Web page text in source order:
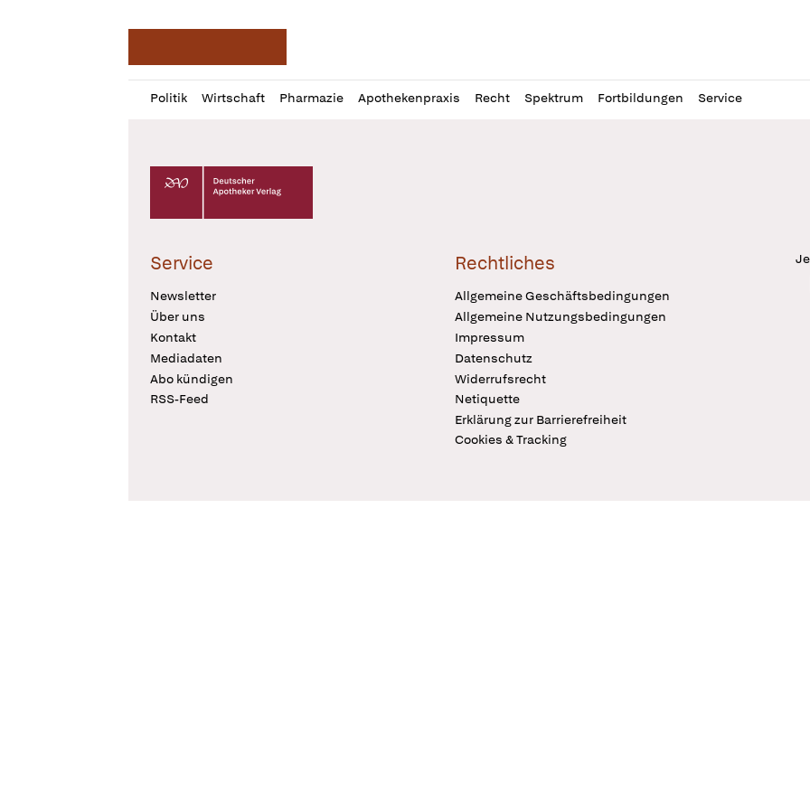
Politik Wirtschaft Pharmazie Apothekenpraxis Recht Spektrum Fortbildungen Service
Profil
öffnen
Daz
Pur
Deutscher Apotheker Verlag Logo
Service
Newsletter
Über uns
Kontakt
Mediadaten
Abo kündigen
RSS-Feed
Rechtliches
Allgemeine Geschäftsbedingungen
Allgemeine Nutzungsbedingungen
Impressum
Datenschutz
Widerrufsrecht
Netiquette
Erklärung zur Barrierefreiheit
Cookies & Tracking